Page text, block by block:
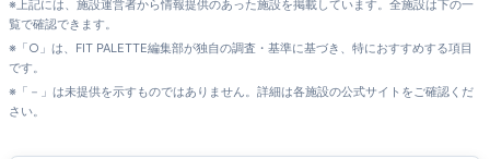
※上記には、施設運営者から情報提供のあった施設を掲載しています。全施設は下の一
覧で確認できます。
※「○」は、FIT PALETTE編集部が独自の調査・基準に基づき、特におすすめする項目
です。
※「－」は未提供を示すものではありません。詳細は各施設の公式サイトをご確認くだ
さい。